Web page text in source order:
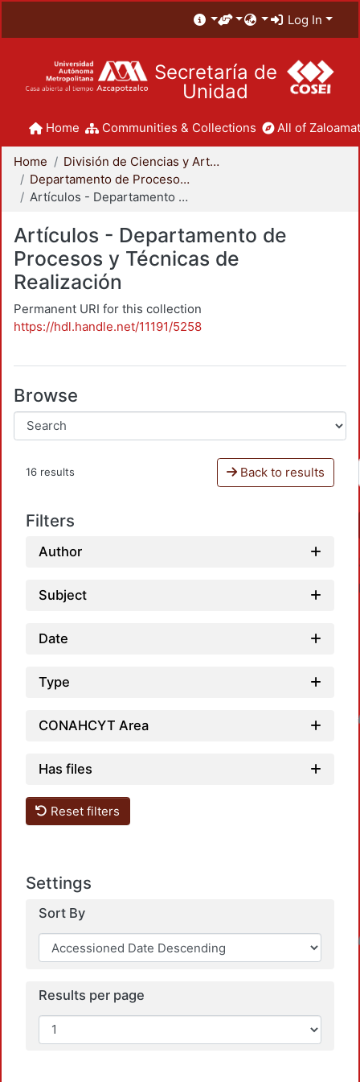
Log In
Secretaría de
Unidad
Home Communities & Collections All of
Home
División de Ciencias y Artes para el Diseño
Departamento de Procesos y Técnicas de Realización
Artículos - Departamento de Procesos y Técnicas de Realización
Artículos - Departamento de
Procesos y Técnicas de
Realización
Permanent URI for this collection
https://hdl.handle.net/11191/5258
Browse
16 results Back to results
Filters
Author
Subject
Date
Type
CONAHCYT Area
Has files
Reset filters
Settings
Sort By
Results per page